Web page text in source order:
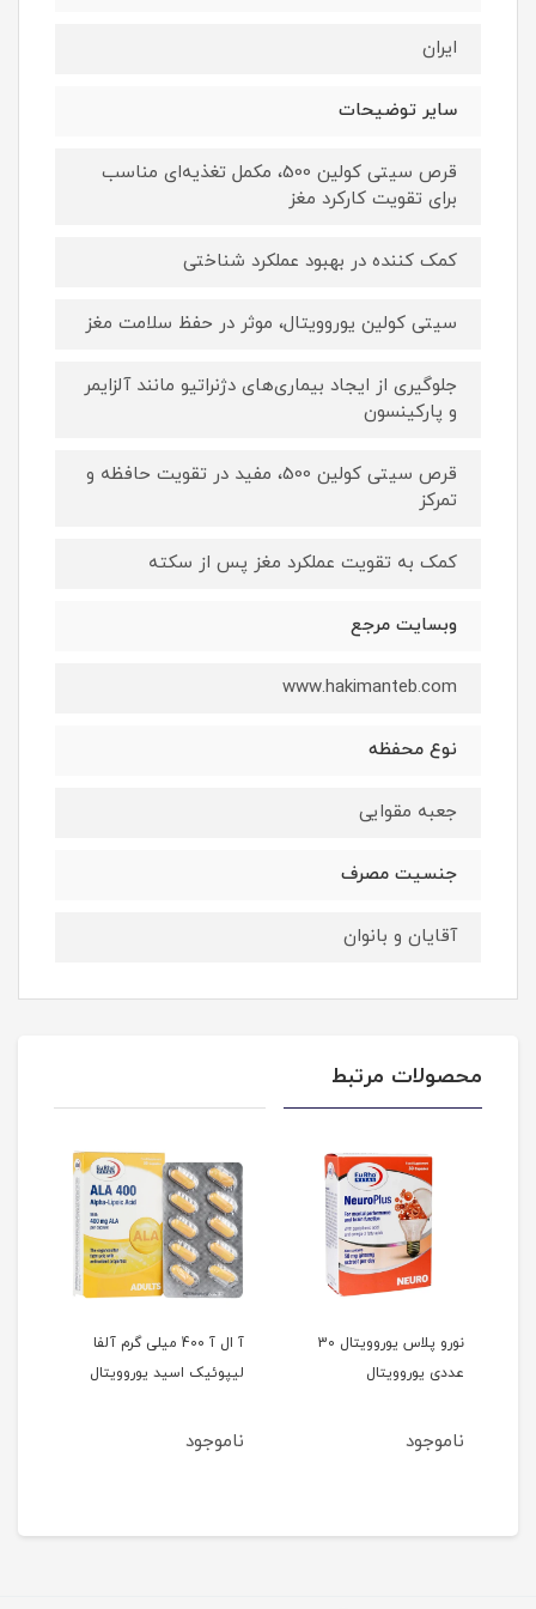
ایران
سایر توضیحات
قرص سیتی کولین 500، مکمل تغذیه‌ای مناسب
برای تقویت کارکرد مغز
کمک کننده در بهبود عملکرد شناختی
سیتی کولین یوروویتال، موثر در حفظ سلامت مغز
جلوگیری از ایجاد بیماری‌های دژنراتیو مانند آلزایمر
و پارکینسون
قرص سیتی کولین 500، مفید در تقویت حافظه و
تمرکز
کمک به تقویت عملکرد مغز پس از سکته
وبسایت مرجع
www.hakimanteb.com
نوع محفظه
جعبه مقوایی
جنسیت مصرف
آقایان و بانوان
محصولات مرتبط
نورو پلاس یوروویتال 30
عددی یوروویتال
ناموجود
آ ال آ 400 میلی گرم آلفا
لیپوئیک اسید یوروویتال
ناموجود